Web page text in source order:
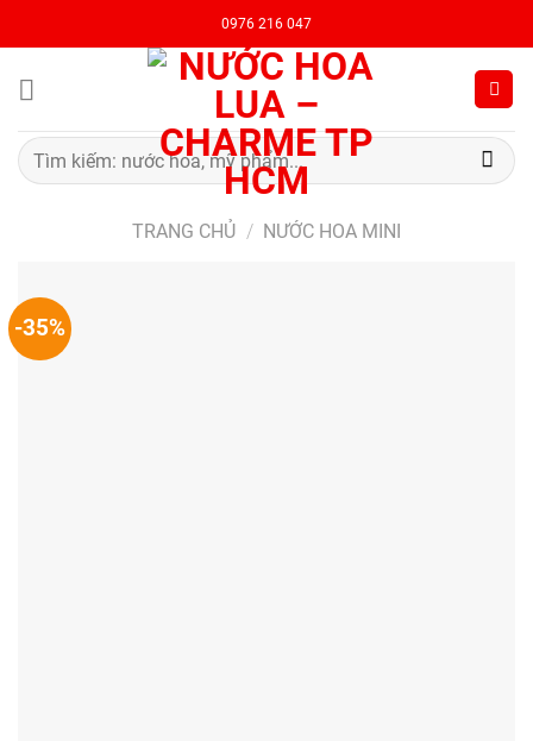
đến
dung
0976 216 047
Tìm
kiếm:
TRANG CHỦ / NƯỚC HOA MINI
-35%